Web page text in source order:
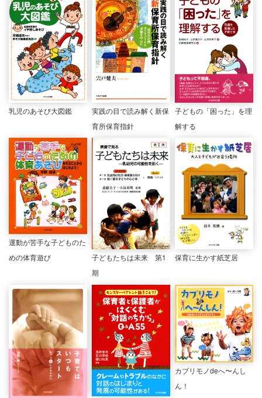
乳児のあそび大図鑑
実践の目で読み解く新保
育所保育指針
子どもの「困った」を理
解する
運動が苦手な子どものた
めの体育遊び
子どもたちは未来 第1
期
保育に生かす紙芝居
カブリモノdeへ〜んし
ん！